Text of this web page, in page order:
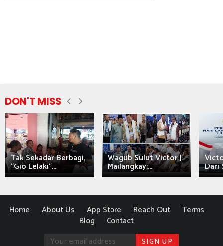
DON'T MISS
Tak Sekadar Berbagi,
"Gio Lelaki"...
Wagub Sulut Victor J.
Mailangkay:... Dari
Home About Us App Store Reach Out
Terms
Blog
Contact